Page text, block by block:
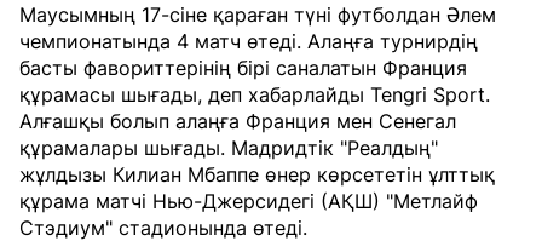
Маусымның 17-сіне қараған түні футболдан Әлем
чемпионатында 4 матч өтеді. Алаңға турнирдің
басты фавориттерінің бірі саналатын Франция
құрамасы шығады, деп хабарлайды Tengri Sport.
Алғашқы болып алаңға Франция мен Сенегал
құрамалары шығады. Мадридтік "Реалдың"
жұлдызы Килиан Мбаппе өнер көрсететін ұлттық
құрама матчі Нью-Джерсидегі (АҚШ) "Метлайф
Стэдиум" стадионында өтеді.